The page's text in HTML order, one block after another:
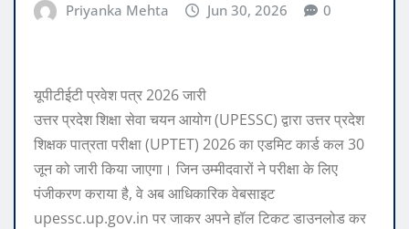
Priyanka Mehta Jun 30, 2026 0
यूपीटीईटी प्रवेश पत्र 2026 जारी
उत्तर प्रदेश शिक्षा सेवा चयन आयोग (UPESSC) द्वारा उत्तर प्रदेश
शिक्षक पात्रता परीक्षा (UPTET) 2026 का एडमिट कार्ड कल 30
जून को जारी किया जाएगा। जिन उम्मीदवारों ने परीक्षा के लिए
पंजीकरण कराया है, वे अब आधिकारिक वेबसाइट
upessc.up.gov.in पर जाकर अपने हॉल टिकट डाउनलोड कर